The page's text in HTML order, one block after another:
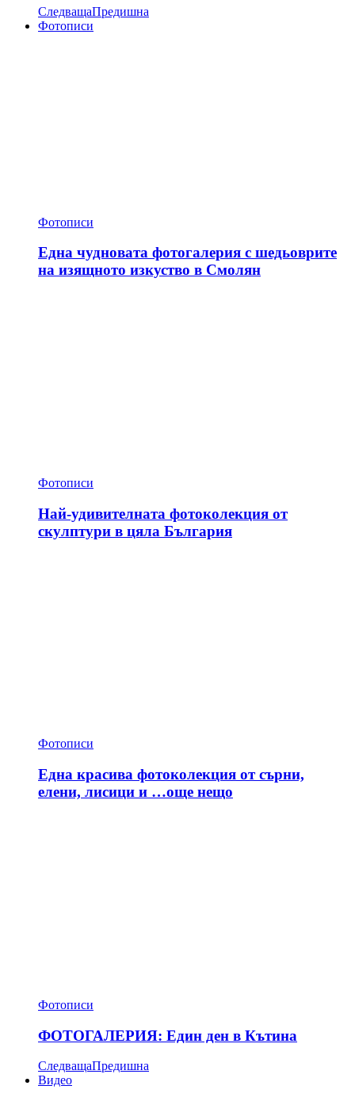
СледващаПредишна
Фотописи
Фотописи
Една чудновата фотогалерия с шедьоврите
на изящното изкуство в Смолян
Фотописи
Най-удивителната фотоколекция от
скулптури в цяла България
Фотописи
Една красива фотоколекция от сърни,
елени, лисици и …още нещо
Фотописи
ФОТОГАЛЕРИЯ: Един ден в Кътина
СледващаПредишна
Видео